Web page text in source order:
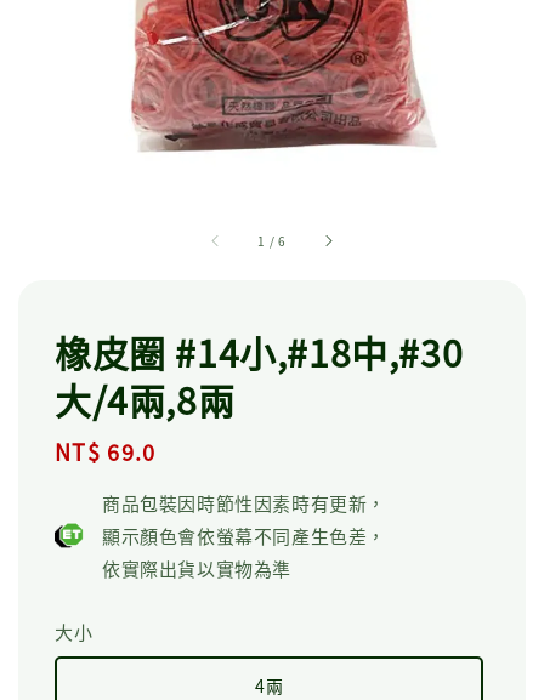
1 /6
橡皮圈 #14小,#18中,#30
大/4兩,8兩
Regular
NT$ 69.0
商品包裝因時節性因素時有更新，
顯示顏色會依螢幕不同產生色差，
依實際出貨以實物為準
大小
4兩